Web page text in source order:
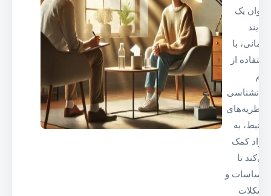
عنوان یک
فرایند
درمانی، با
استفاده از
علم
روانشناسی
و نظریه‌های
مرتبط، به
افراد کمک
می‌کند تا
احساسات و
مشکلات